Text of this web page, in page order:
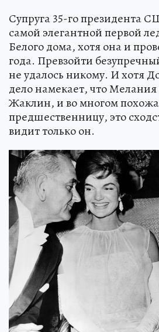
Супруга 35-го президента
самой элегантной первой
Белого дома, хотя она и
года. Превзойти
не удалось никому. И хотя
дело намекает, что Мелания
Жаклин, и во многом
предшественницу, это
видит только он.